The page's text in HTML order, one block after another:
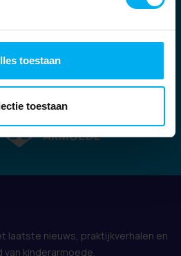
toestaan
toestaan
laatste nieuws, praktijkverhalen en
kinderarmoede.